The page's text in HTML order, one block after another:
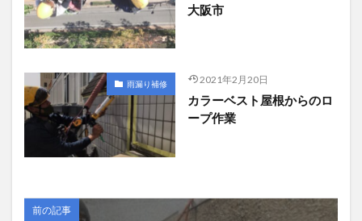
大阪市
雨漏り補修 2021年2月20日
カラーベスト屋根からのロ
ープ作業
前の記事